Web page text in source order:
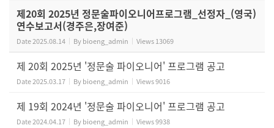
제20회 2025년 정문술파이오니어프로그램_선정자_(영국)
연수보고서(경주은,장여준)
Date2025.08.14 Bybioeng_admin Views13069
제 20회 2025년 '정문술 파이오니어' 프로그램 공고
Date2025.03.17 Bybioeng_admin Views9016
제 19회 2024년 '정문술 파이오니어' 프로그램 공고
Date2024.04.17 Bybioeng_admin Views9938